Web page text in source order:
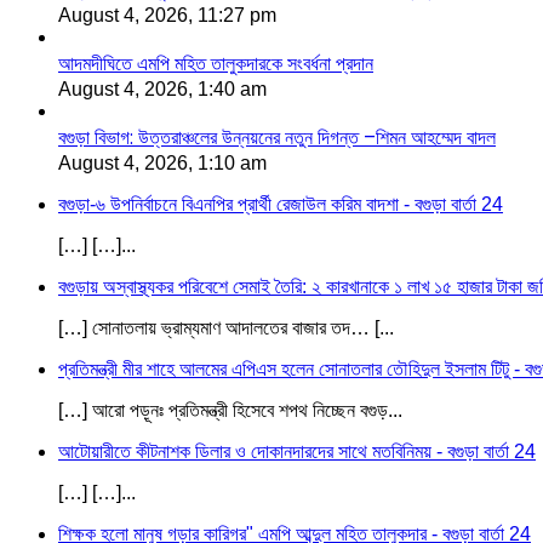
August 4, 2026, 11:27 pm
আদমদীঘিতে এমপি মহিত তালুকদারকে সংবর্ধনা প্রদান
August 4, 2026, 1:40 am
বগুড়া বিভাগ: উত্তরাঞ্চলের উন্নয়নের নতুন দিগন্ত –শিমন আহম্মেদ বাদল
August 4, 2026, 1:10 am
বগুড়া-৬ উপনির্বাচনে বিএনপির প্রার্থী রেজাউল করিম বাদশা - বগুড়া বার্তা 24
[…] […]...
বগুড়ায় অস্বাস্থ্যকর পরিবেশে সেমাই তৈরি: ২ কারখানাকে ১ লাখ ১৫ হাজার টাকা
[…] সোনাতলায় ভ্রাম্যমাণ আদালতের বাজার তদ… [...
প্রতিমন্ত্রী মীর শাহে আলমের এপিএস হলেন সোনাতলার তৌহিদুল ইসলাম টিটু -
[…] আরো পড়ূনঃ প্রতিমন্ত্রী হিসেবে শপথ নিচ্ছেন বগুড়...
আটোয়ারীতে কীটনাশক ডিলার ও দোকানদারদের সাথে মতবিনিময় - বগুড়া বার্তা 24
[…] […]...
শিক্ষক হলো মানুষ গড়ার কারিগর" এমপি আব্দুল মহিত তালুকদার - বগুড়া বার্তা 24